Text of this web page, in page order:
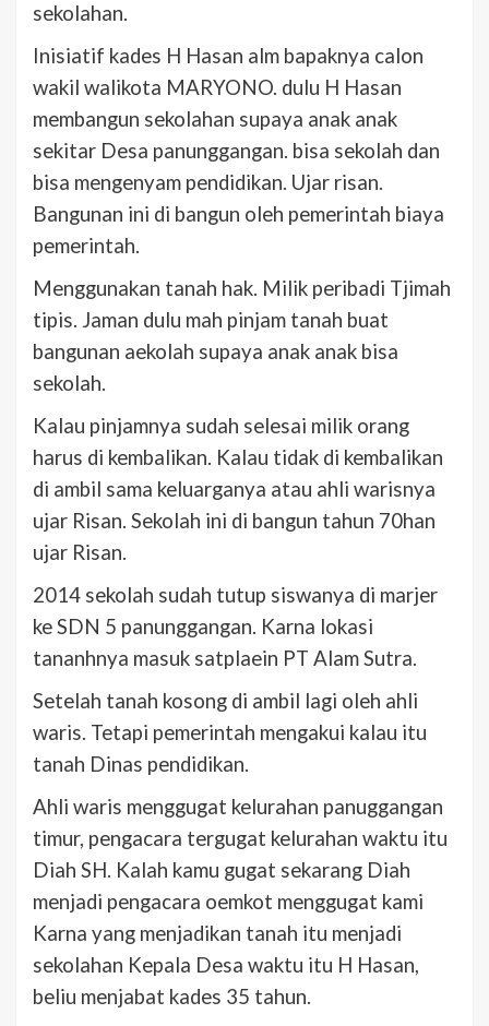
sekolahan.
Inisiatif kades H Hasan alm bapaknya calon
wakil walikota MARYONO. dulu H Hasan
membangun sekolahan supaya anak anak
sekitar Desa panunggangan. bisa sekolah dan
bisa mengenyam pendidikan. Ujar risan.
Bangunan ini di bangun oleh pemerintah biaya
pemerintah.
Menggunakan tanah hak. Milik peribadi Tjimah
tipis. Jaman dulu mah pinjam tanah buat
bangunan aekolah supaya anak anak bisa
sekolah.
Kalau pinjamnya sudah selesai milik orang
harus di kembalikan. Kalau tidak di kembalikan
di ambil sama keluarganya atau ahli warisnya
ujar Risan. Sekolah ini di bangun tahun 70han
ujar Risan.
2014 sekolah sudah tutup siswanya di marjer
ke SDN 5 panunggangan. Karna lokasi
tananhnya masuk satplaein PT Alam Sutra.
Setelah tanah kosong di ambil lagi oleh ahli
waris. Tetapi pemerintah mengakui kalau itu
tanah Dinas pendidikan.
Ahli waris menggugat kelurahan panuggangan
timur, pengacara tergugat kelurahan waktu itu
Diah SH. Kalah kamu gugat sekarang Diah
menjadi pengacara oemkot menggugat kami
Karna yang menjadikan tanah itu menjadi
sekolahan Kepala Desa waktu itu H Hasan,
beliu menjabat kades 35 tahun.